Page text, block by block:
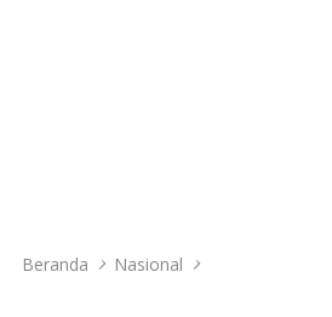
Beranda Nasional